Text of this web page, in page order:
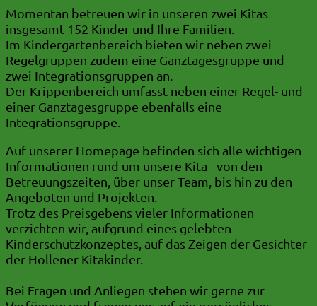
Momentan betreuen wir in unseren zwei Kitas
insgesamt 152 Kinder und Ihre Familien.
Im Kindergartenbereich bieten wir neben zwei
Regelgruppen zudem eine Ganztagesgruppe und
zwei Integrationsgruppen an.
Der Krippenbereich umfasst neben einer Regel- und
einer Ganztagesgruppe ebenfalls eine
Integrationsgruppe.
Auf unserer Homepage befinden sich alle wichtigen
Informationen rund um unsere Kita - von den
Betreuungszeiten, über unser Team, bis hin zu den
Angeboten und Projekten.
Trotz des Preisgebens vieler Informationen
verzichten wir, aufgrund eines gelebten
Kinderschutzkonzeptes, auf das Zeigen der Gesichter
der Hollener Kitakinder.
Bei Fragen und Anliegen stehen wir gerne zur